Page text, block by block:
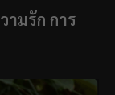
ามรัก การ